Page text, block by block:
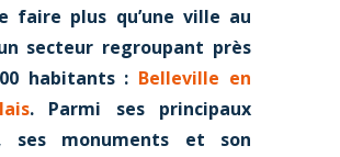
faire plus qu’une ville au
secteur regroupant près
habitants : Belleville en
. Parmi ses principaux
ses monuments et son